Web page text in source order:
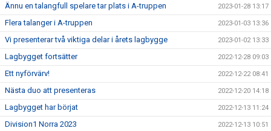
Ännu en talangfull spelare tar plats i A-truppen 2023-01-28 13:17
Flera talanger i A-truppen 2023-01-03 13:36
Vi presenterar två viktiga delar i årets lagbygge 2023-01-02 13:33
Lagbygget fortsätter 2022-12-28 09:03
Ett nyförvärv! 2022-12-22 08:41
Nästa duo att presenteras 2022-12-20 14:18
Lagbygget har börjat 2022-12-13 11:24
Division1 Norra 2023 2022-12-13 10:51